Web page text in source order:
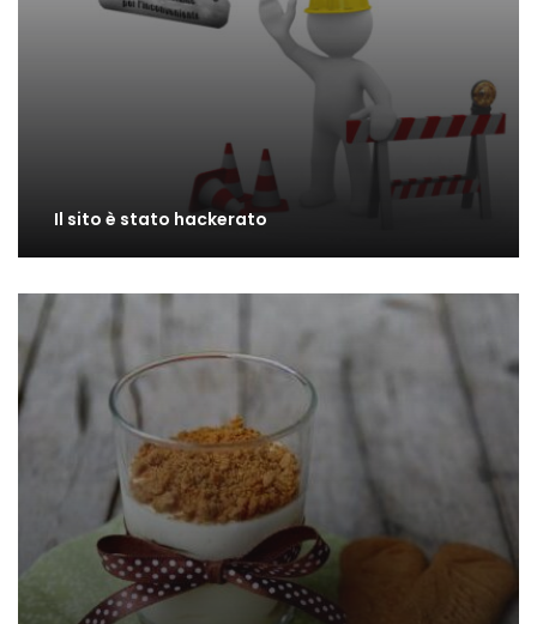
Il sito è stato hackerato